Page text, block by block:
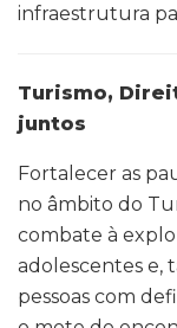
infraestrutura
Turismo,
juntos
Fortalecer as
no âmbito do
combate à
adolescentes e,
pessoas com